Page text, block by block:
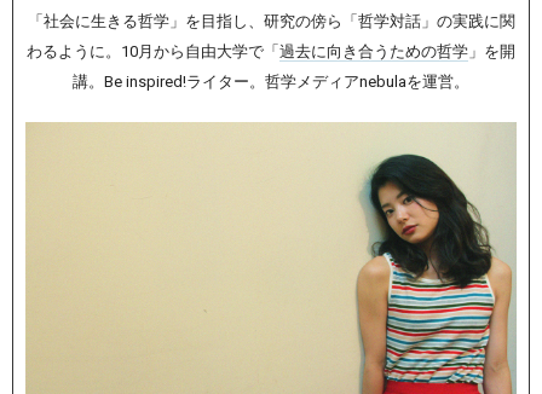
「社会に生きる哲学」を目指し、研究の傍ら「哲学対話」の実践に関
わるように。10月から自由大学で「 過去に向き合うための哲学 」を開
講。Be inspired!ライター。哲学メディアnebulaを運営。